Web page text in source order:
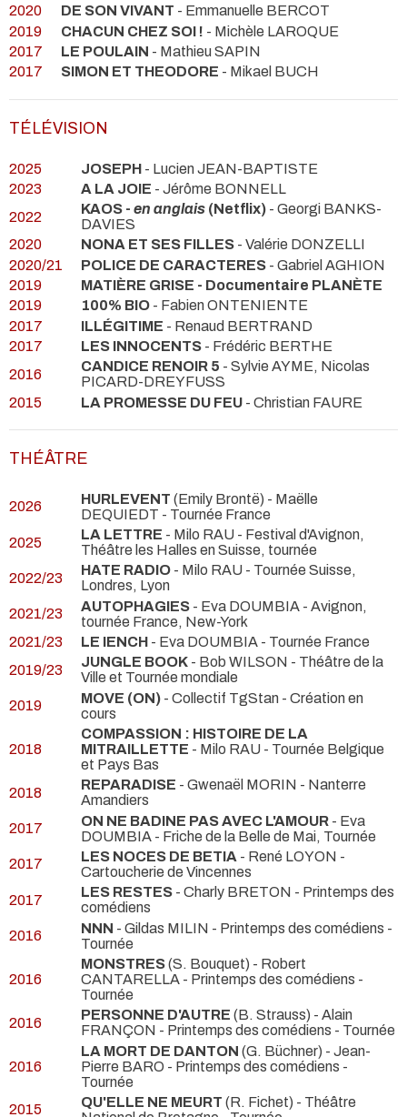
2020
DE SON VIVANT - Emmanuelle BERCOT
2019
CHACUN CHEZ SOI ! - Michèle LAROQUE
2017
LE POULAIN - Mathieu SAPIN
2017
SIMON ET THEODORE - Mikael BUCH
TÉLÉVISION
2025 JOSEPH - Lucien JEAN-BAPTISTE
2023
A LA JOIE - Jérôme BONNELL
2022
KAOS - en anglais (Netflix) - Georgi BANKS-
DAVIES
2020
NONA ET SES FILLES - Valérie DONZELLI
2020/21
POLICE DE CARACTERES - Gabriel AGHION
2019
MATIÈRE GRISE - Documentaire PLANÈTE
2019
100% BIO - Fabien ONTENIENTE
2017
ILLÉGITIME - Renaud BERTRAND
2017
LES INNOCENTS - Frédéric BERTHE
2016
CANDICE RENOIR 5 - Sylvie AYME, Nicolas
PICARD-DREYFUSS
2015
LA PROMESSE DU FEU - Christian FAURE
THÉÂTRE
2026 HURLEVENT (Emily Brontë) - Maëlle
DEQUIEDT - Tournée France
2025
LA LETTRE - Milo RAU - Festival d'Avignon,
Théâtre les Halles en Suisse, tournée
2022/23
HATE RADIO - Milo RAU - Tournée Suisse,
Londres, Lyon
2021/23
AUTOPHAGIES - Eva DOUMBIA - Avignon,
tournée France, New-York
2021/23
LE IENCH - Eva DOUMBIA - Tournée France
2019/23
JUNGLE BOOK - Bob WILSON - Théâtre de la
Ville et Tournée mondiale
2019
MOVE (ON) - Collectif TgStan - Création en
cours
2018
COMPASSION : HISTOIRE DE LA
MITRAILLETTE - Milo RAU - Tournée Belgique
et Pays Bas
2018
REPARADISE - Gwenaël MORIN - Nanterre
Amandiers
2017
ON NE BADINE PAS AVEC L'AMOUR - Eva
DOUMBIA - Friche de la Belle de Mai, Tournée
2017
LES NOCES DE BETIA - René LOYON -
Cartoucherie de Vincennes
2017
LES RESTES - Charly BRETON - Printemps des
comédiens
2016
NNN - Gildas MILIN - Printemps des comédiens -
Tournée
2016
MONSTRES(S. Bouquet) - Robert
CANTARELLA - Printemps des comédiens -
Tournée
2016
PERSONNE D'AUTRE (B. Strauss) - Alain
FRANÇON - Printemps des comédiens - Tournée
2016
LA MORT DE DANTON (G. Büchner) - Jean-
Pierre BARO - Printemps des comédiens -
Tournée
2015
QU'ELLE NE MEURT (R. Fichet) - Théâtre